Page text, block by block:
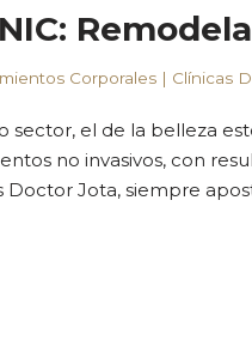
Corporales | Clínicas
sector, el de la belleza
no invasivos, con
Doctor Jota, siempre